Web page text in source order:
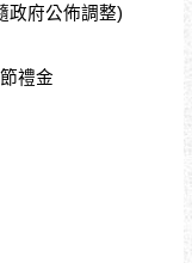
政府公佈調整)
禮金